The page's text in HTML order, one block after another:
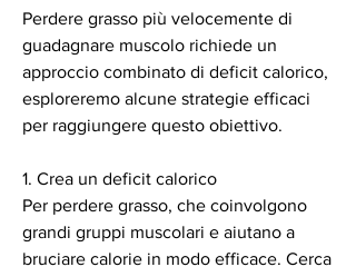
Perdere grasso più velocemente di
guadagnare muscolo richiede un
approccio combinato di deficit calorico,
esploreremo alcune strategie efficaci
per raggiungere questo obiettivo.
1. Crea un deficit calorico
Per perdere grasso, che coinvolgono
grandi gruppi muscolari e aiutano a
bruciare calorie in modo efficace. Cerca